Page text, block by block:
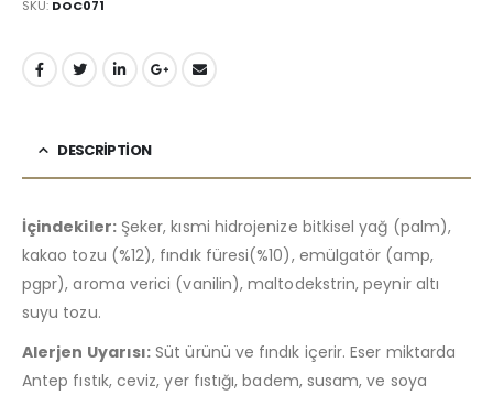
SKU: DOC071
DESCRIPTION
İçindekiler:Şeker, kısmi hidrojenize bitkisel yağ (palm),
kakao tozu (%12), fındık füresi(%10), emülgatör (amp,
pgpr), aroma verici (vanilin), maltodekstrin, peynir altı
suyu tozu.
Alerjen Uyarısı: Süt ürünü ve fındık içerir. Eser miktarda
Antep fıstık, ceviz, yer fıstığı, badem, susam, ve soya